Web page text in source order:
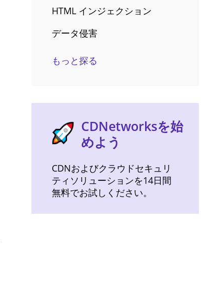
HTML インジェクション
データ侵害
もっと探る
CDNetworksを始
めよう
CDNおよびクラウドセキュリ
ティソリューションを14日間
無料でお試しください。